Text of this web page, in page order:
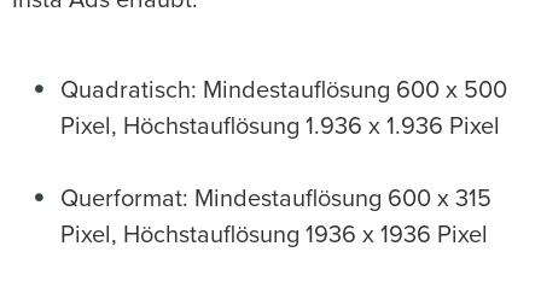
Quadratisch: Mindestauflösung 600 x 500
Pixel, Höchstauflösung 1.936 x 1.936 Pixel
Querformat: Mindestauflösung 600 x 315
Pixel, Höchstauflösung 1936 x 1936 Pixel